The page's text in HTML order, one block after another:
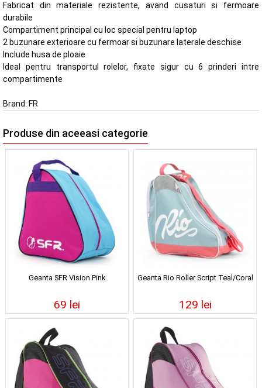
Fabricat din materiale rezistente, avand cusaturi si fermoare
durabile
Compartiment principal cu loc special pentru laptop
2 buzunare exterioare cu fermoar si buzunare laterale deschise
Include husa de ploaie
Ideal pentru transportul rolelor, fixate sigur cu 6 prinderi intre
compartimente
Brand: FR
Produse din aceeasi categorie
Geanta SFR Vision Pink
69 lei
Geanta Rio Roller Script Teal/Coral
129 lei